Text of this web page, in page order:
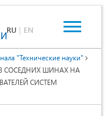
RU | EN
"Технические науки"
СОСЕДНИХ ШИНАХ НА
СИСТЕМ